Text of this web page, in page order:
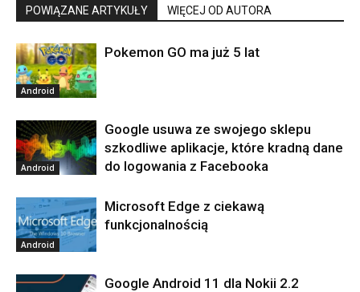
POWIĄZANE ARTYKUŁY WIĘCEJ OD AUTORA
Android
Pokemon GO ma już 5 lat
Android
Google usuwa ze swojego sklepu
szkodliwe aplikacje, które kradną dane
do logowania z Facebooka
Android
Microsoft Edge z ciekawą
funkcjonalnością
Google Android 11 dla Nokii 2.2